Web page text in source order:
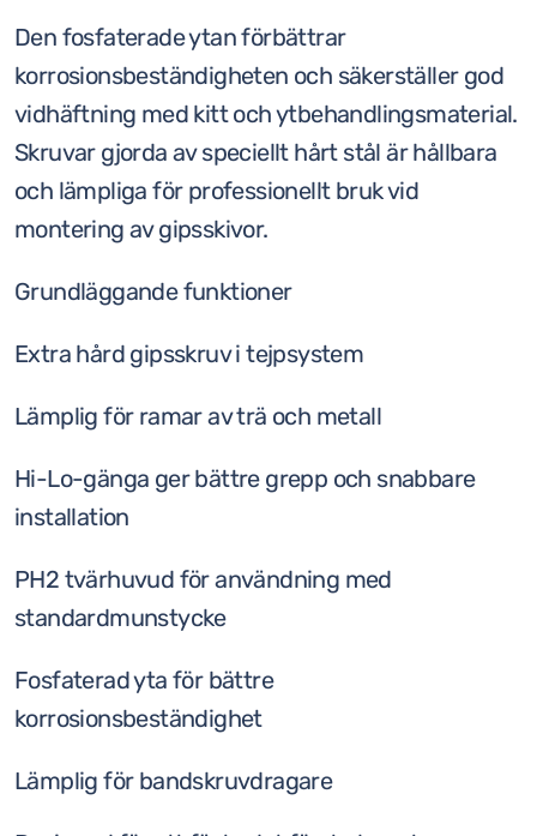
Den fosfaterade ytan förbättrar
korrosionsbeständigheten och säkerställer god
vidhäftning med kitt och ytbehandlingsmaterial.
Skruvar gjorda av speciellt hårt stål är hållbara
och lämpliga för professionellt bruk vid
montering av gipsskivor.
Grundläggande funktioner
Extra hård gipsskruv i tejpsystem
Lämplig för ramar av trä och metall
Hi-Lo-gänga ger bättre grepp och snabbare
installation
PH2 tvärhuvud för användning med
standardmunstycke
Fosfaterad yta för bättre
korrosionsbeständighet
Lämplig för bandskruvdragare